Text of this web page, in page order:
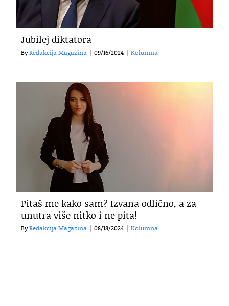
Jubilej diktatora
ByRedakcija Magazina | 09/16/2024 | Kolumna
Pitaš me kako sam? Izvana odlično, a za
unutra više nitko i ne pita!
ByRedakcija Magazina | 08/18/2024 | Kolumna